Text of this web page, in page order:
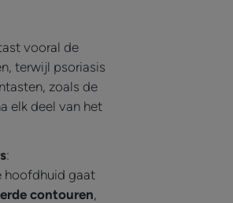
vooral de
terwijl psoriasis
zoals de
elk deel van het
:
hoofdhuid gaat
contouren,